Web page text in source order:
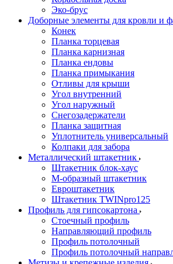
Эко-брус
Доборные элементы для кровли и
Конек
Планка торцевая
Планка карнизная
Планка ендовы
Планка примыкания
Отливы для крыши
Угол внутренний
Угол наружный
Снегозадержатели
Планка защитная
Уплотнитель универсальный
Колпаки для забора
Металлический штакетник
Штакетник блок-хаус
М-образный штакетник
Евроштакетник
Штакетник TWINpro125
Профиль для гипсокартона
Стоечный профиль
Направляющий профиль
Профиль потолочный
Профиль потолочный